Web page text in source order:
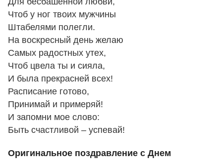
Чтоб у ног твоих мужчины
Штабелями полегли.
На воскресный день желаю
Самых радостных утех,
Чтоб цвела ты и сияла,
И была прекрасней всех!
Расписание готово,
Принимай и примеряй!
И запомни мое слово:
Быть счастливой – успевай!
Оригинальное поздравление с Днем